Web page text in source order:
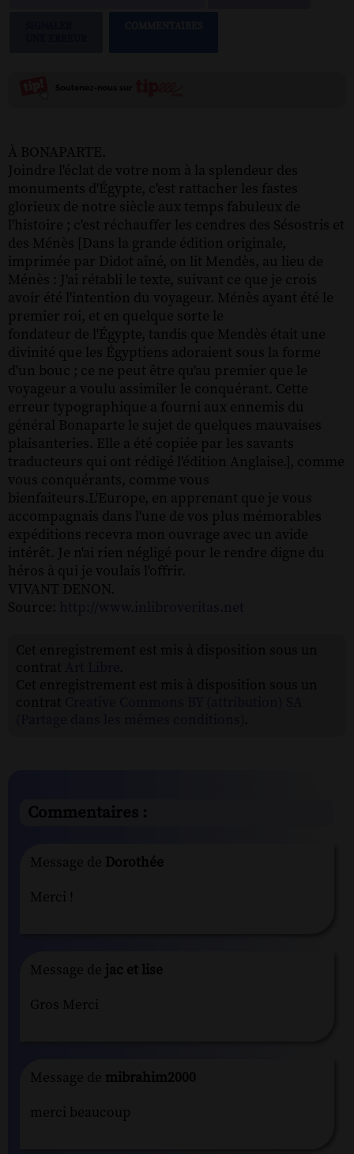
À BONAPARTE.
Joindre l'éclat de votre nom à la splendeur des
monuments d'Égypte, c'est rattacher les fastes
glorieux de notre siècle aux temps fabuleux de
l'histoire ; c'est réchauffer les cendres des Sésostris et
des Ménès [Dans la grande édition originale,
imprimée par Didot aîné, on lit Mendès, au lieu de
Ménès : J'ai rétabli le texte, suivant ce que je crois
avoir été l'intention du voyageur. Ménès ayant été le
premier roi, et en quelque sorte le
fondateur de l'Égypte, tandis que Mendès était une
divinité que les Égyptiens adoraient sous la forme
d'un bouc ; ce ne peut être qu'au premier que le
voyageur a voulu assimiler le conquérant. Cette
erreur typographique a fourni aux ennemis du
général Bonaparte le sujet de quelques mauvaises
plaisanteries. Elle a été copiée par les savants
traducteurs qui ont rédigé l'édition Anglaise.], comme
vous conquérants, comme vous
bienfaiteurs.L'Europe, en apprenant que je vous
accompagnais dans l'une de vos plus mémorables
expéditions recevra mon ouvrage avec un avide
intérêt. Je n'ai rien négligé pour le rendre digne du
héros à qui je voulais l'offrir.
VIVANT DENON.
Source:
Commentaires :
Message de Dorothée
Merci !
Message de jac et lise
Gros Merci
Message de mibrahim2000
merci beaucoup